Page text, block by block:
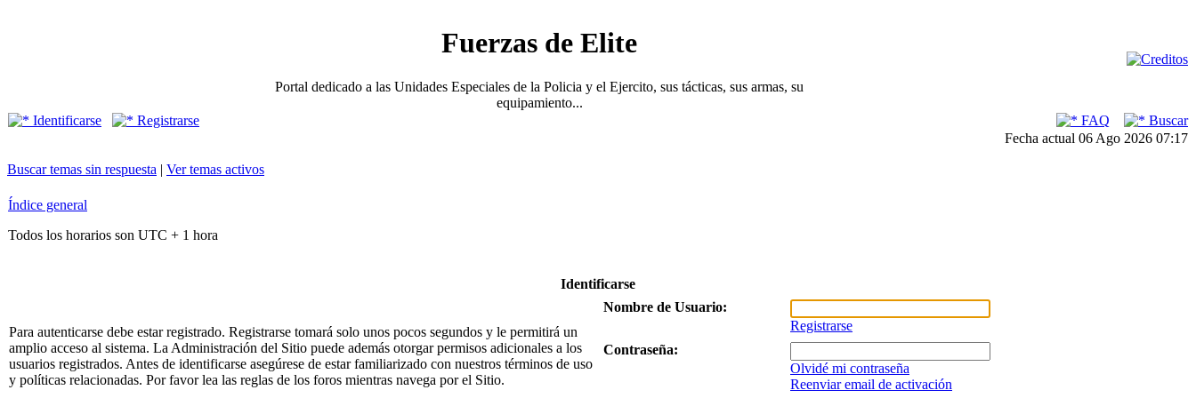
Fuerzas de Elite
Portal dedicado a las Unidades Especiales de la Policia y el Ejercito, sus tácticas, sus armas, su
equipamiento...
Identificarse
Registrarse FAQ
Buscar
Fecha actual 06 Ago 2026 07:17
Buscar temas sin respuesta | Ver temas activos
Índice general
Todos los horarios son UTC + 1 hora
Identificarse
Para autenticarse debe estar registrado. Registrarse tomará solo unos pocos segundos y le permitirá un
amplio acceso al sistema. La Administración del Sitio puede además otorgar permisos adicionales a los
usuarios registrados. Antes de identificarse asegúrese de estar familiarizado con nuestros términos de uso
y políticas relacionadas. Por favor lea las reglas de los foros mientras navega por el Sitio.
Nombre de Usuario:
Registrarse
Contraseña:
Olvidé mi contraseña
Reenviar email de activación